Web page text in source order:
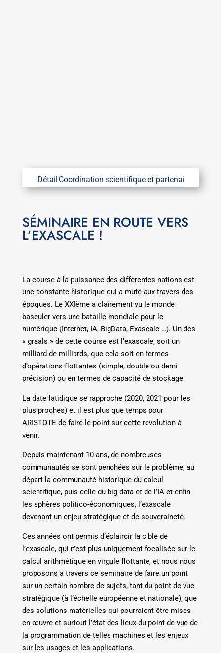
Détail Coordination scientifique et partenaires
SÉMINAIRE EN ROUTE VERS
L’EXASCALE !
La course à la puissance des différentes nations est
une constante historique qui a muté aux travers des
époques. Le XXIème a clairement vu le monde
basculer vers une bataille mondiale pour le
numérique (Internet, IA, BigData, Exascale …). Un des
« graals » de cette course est l’exascale, soit un
milliard de milliards, que cela soit en termes
d’opérations flottantes (simple, double ou demi
précision) ou en termes de capacité de stockage.
La date fatidique se rapproche (2020, 2021 pour les
plus proches) et il est plus que temps pour
ARISTOTE de faire le point sur cette révolution à
venir.
Depuis maintenant 10 ans, de nombreuses
communautés se sont penchées sur le problème, au
départ la communauté historique du calcul
scientifique, puis celle du big data et de l’IA et enfin
les sphères politico-économiques, l’exascale
devenant un enjeu stratégique et de souveraineté.
Ces années ont permis d’éclaircir la cible de
l’exascale, qui n’est plus uniquement focalisée sur le
calcul arithmétique en virgule flottante, et nous nous
proposons à travers ce séminaire de faire un point
sur un certain nombre de sujets, tant du point de vue
stratégique (à l’échelle européenne et nationale), que
des solutions matérielles qui pourraient être mises
en œuvre et surtout l’état des lieux du point de vue de
la programmation de telles machines et les enjeux
sur les usages et les applications.